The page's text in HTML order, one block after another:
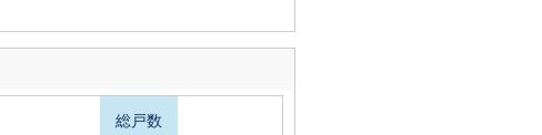
総戸数